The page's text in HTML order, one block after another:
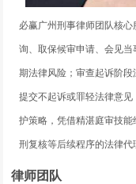
必赢广州刑事律师团队核
询、取保候审申请、会见
期法律风险；审查起诉阶
提交不起诉或罪轻法律意
护策略，凭借精湛庭审技
刑复核等后续程序的法律代
律师团队